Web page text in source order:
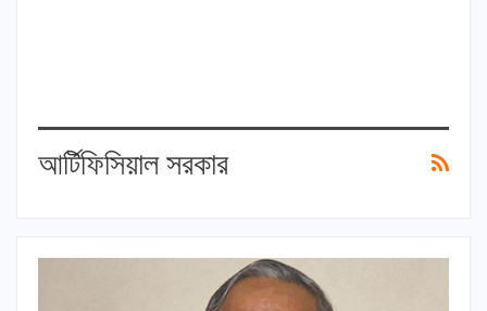
আর্টিফিসিয়াল সরকার